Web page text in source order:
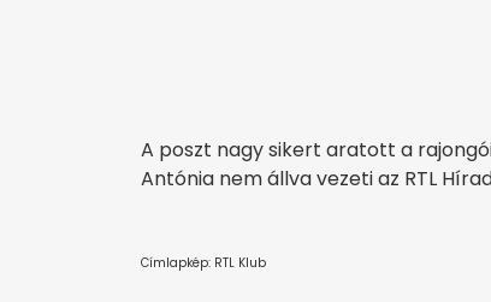
A poszt nagy sikert aratott a
Antónia nem állva vezeti az RTL
Címlapkép: RTL Klub